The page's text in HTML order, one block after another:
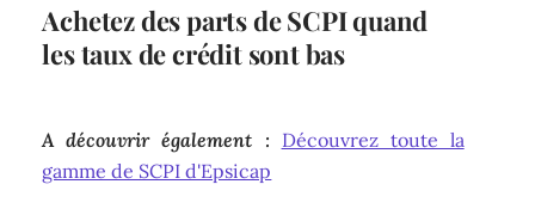
Achetez des parts de SCPI quand
les taux de crédit sont bas
A découvrir également : Découvrez toute la
gamme de SCPI d'Epsicap